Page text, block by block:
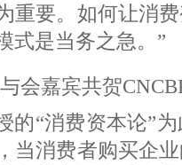
重要。如何让消
式是当务之急。”
会嘉宾共贺
的“消费资本论”
当消费者购买企